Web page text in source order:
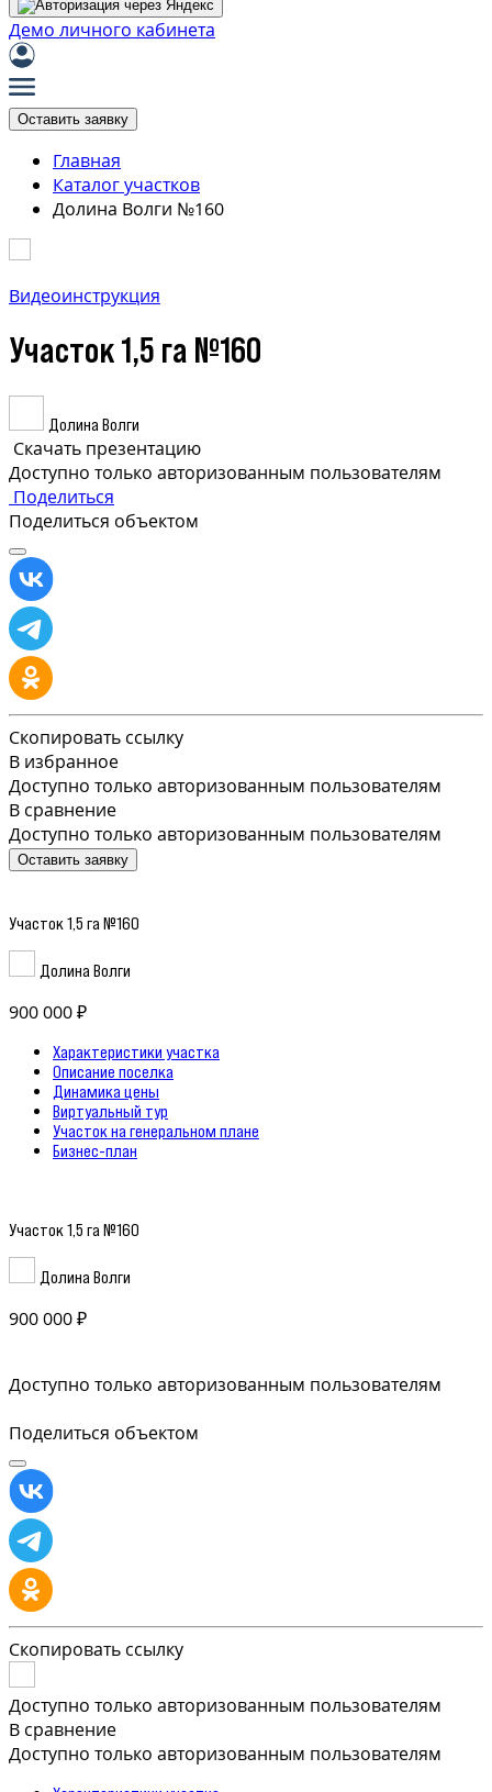
Демо личного кабинета
Оставить заявку
Главная
Каталог участков
Долина Волги №160
Видеоинструкция
Участок 1,5 га №160
Долина Волги
Скачать презентацию
Доступно только авторизованным пользователям
Поделиться
Поделиться объектом
Скопировать ссылку
В избранное
Доступно только авторизованным пользователям
В сравнение
Доступно только авторизованным пользователям
Оставить заявку
Участок 1,5 га №160
Долина Волги
900 000 ₽
Характеристики участка
Описание поселка
Динамика цены
Виртуальный тур
Участок на генеральном плане
Бизнес-план
Участок 1,5 га №160
Долина Волги
900 000 ₽
Доступно только авторизованным пользователям
Поделиться объектом
Скопировать ссылку
Доступно только авторизованным пользователям
В сравнение
Доступно только авторизованным пользователям